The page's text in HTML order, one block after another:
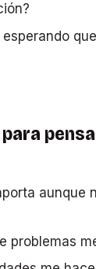
aunque
problemas